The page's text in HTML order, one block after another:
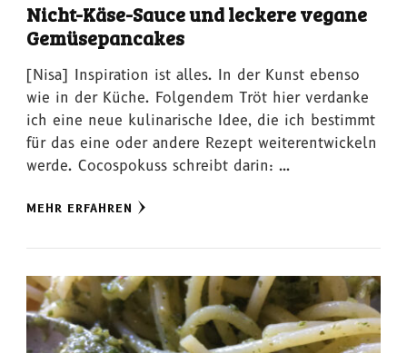
Nicht-Käse-Sauce und leckere vegane
Gemüsepancakes
[Nisa] Inspiration ist alles. In der Kunst ebenso
wie in der Küche. Folgendem Tröt hier verdanke
ich eine neue kulinarische Idee, die ich bestimmt
für das eine oder andere Rezept weiterentwickeln
werde. Cocospokuss schreibt darin: …
MEHR ERFAHREN